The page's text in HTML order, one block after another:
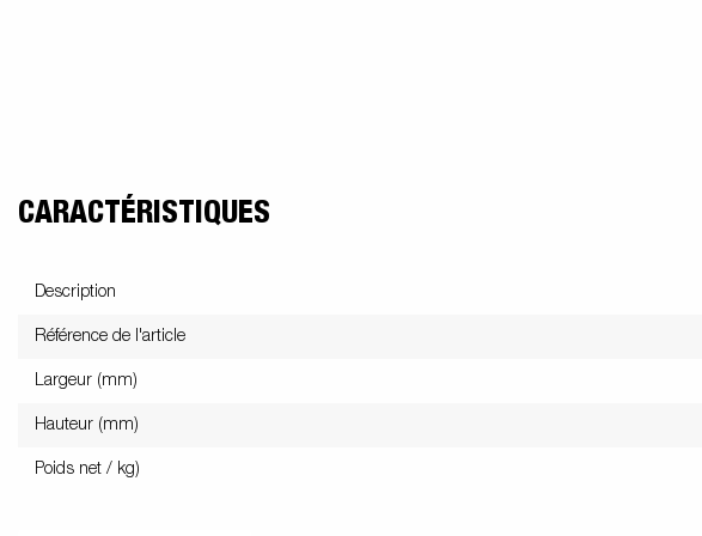
CARACTÉRISTIQUES
Description
Référence de l'article
Largeur (mm)
Hauteur (mm)
Poids net / kg)